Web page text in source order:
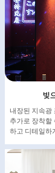
빛
내장된 지속광
추가로 장착할
하고 디테일하